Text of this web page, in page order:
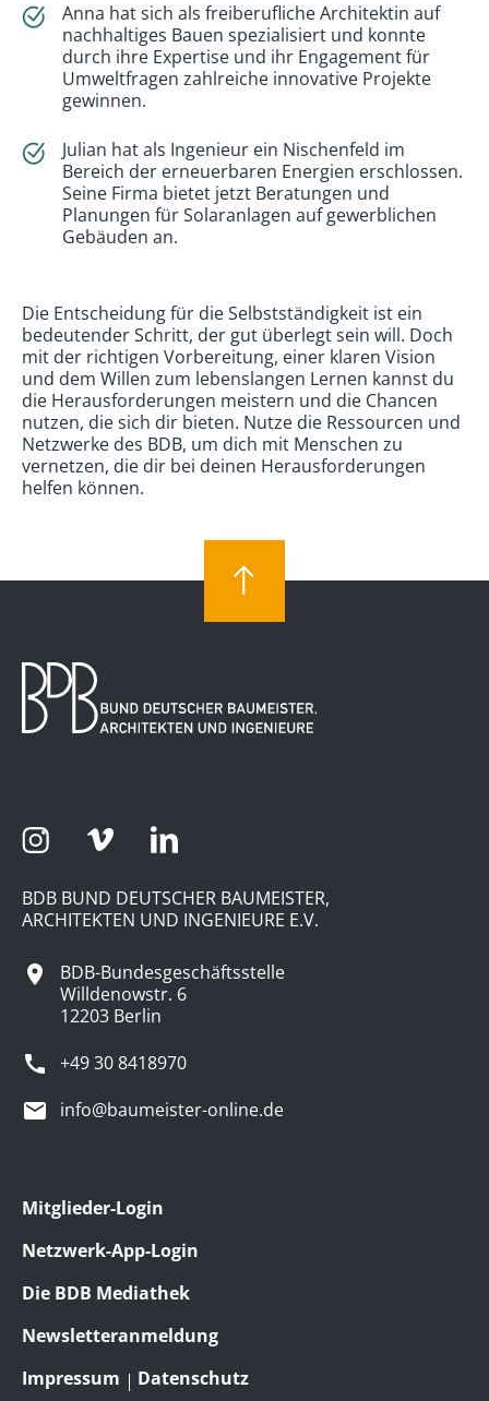
Anna hat sich als freiberufliche Architektin auf
nachhaltiges Bauen spezialisiert und konnte
durch ihre Expertise und ihr Engagement für
Umweltfragen zahlreiche innovative Projekte
gewinnen.
Julian hat als Ingenieur ein Nischenfeld im
Bereich der erneuerbaren Energien erschlossen.
Seine Firma bietet jetzt Beratungen und
Planungen für Solaranlagen auf gewerblichen
Gebäuden an.
Die Entscheidung für die Selbstständigkeit ist ein
bedeutender Schritt, der gut überlegt sein will. Doch
mit der richtigen Vorbereitung, einer klaren Vision
und dem Willen zum lebenslangen Lernen kannst du
die Herausforderungen meistern und die Chancen
nutzen, die sich dir bieten. Nutze die Ressourcen und
Netzwerke des BDB, um dich mit Menschen zu
vernetzen, die dir bei deinen Herausforderungen
helfen können.
BDB BUND DEUTSCHER BAUMEISTER,
ARCHITEKTEN UND INGENIEURE E.V.
BDB-Bundesgeschäftsstelle
Willdenowstr. 6
12203 Berlin
+49 30 8418970
info@baumeister-online.de
Mitglieder-Login
Netzwerk-App-Login
Die BDB Mediathek
Newsletteranmeldung
Impressum
Datenschutz